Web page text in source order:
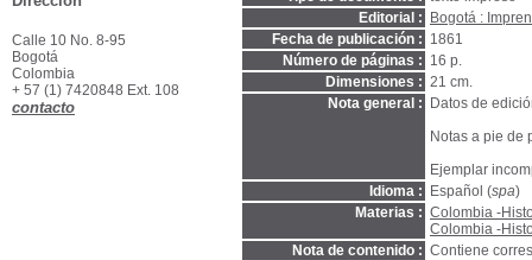
Editorial :
Bogotá :
Fecha de publicación : 1861
Número de páginas : 16 p.
Dimensiones : 21 cm.
Nota general :
Datos de
Notas a pie de
Ejemplar
Idioma :
Español (spa)
Materias : Colombia -
Colombia -
Nota de contenido : Contiene
Calle 10 No. 8-95
Bogotá
Colombia
+ 57 (1) 7420848 Ext. 108
contacto